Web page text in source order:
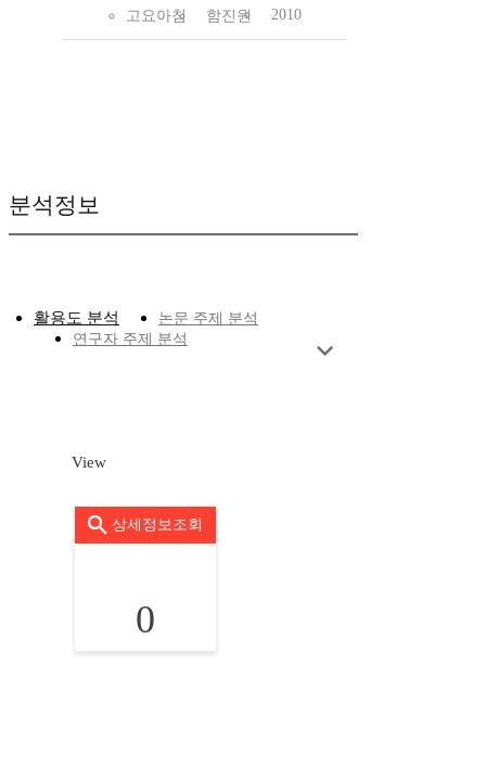
고요아침 함진원 2010
분석정보
활용도 분석
논문 주제 분석
연구자 주제 분석
View
상세정보조회
0